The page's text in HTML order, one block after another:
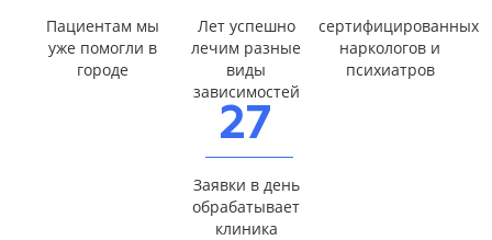
Пациентам мы
уже помогли в
городе
Лет успешно
лечим разные
виды
зависимостей
сертифицированных
наркологов и
психиатров
27
Заявки в день
обрабатывает
клиника